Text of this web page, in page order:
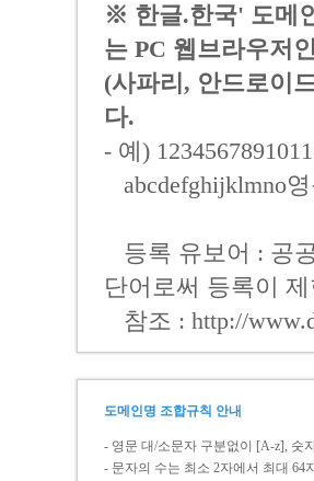
※ 한글.한국' 도메
는 PC 웹브라우저
(사파리, 안드로이
다.
- 예)
abcdefghijklmno
등록 유보어 : 공
단어로써 등록이
참조 : http://
도메인명 조합규칙 안내
- 영문 대/소문자 구분없이 [A-z], 숫
- 문자의 수는 최소 2자에서 최대 64